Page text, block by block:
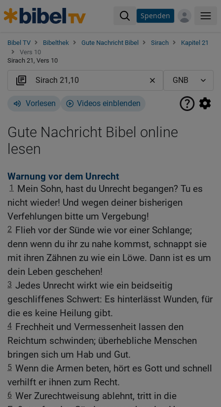
Spenden
Bibel TV Bibelthek Gute Nachricht Bibel Sirach
Kapitel 21
Vers 10
Sirach 21, Vers 10
Vorlesen Videos einblenden
Gute Nachricht Bibel online
lesen
Warnung vor dem Unrecht
1
Mein Sohn, hast du Unrecht begangen? Tu es
nicht wieder! Und wegen deiner bisherigen
Verfehlungen bitte um Vergebung!
2 Flieh vor der Sünde wie vor einer Schlange;
denn wenn du ihr zu nahe kommst, schnappt sie
mit ihren Zähnen zu wie ein Löwe. Dann ist es um
dein Leben geschehen!
3 Jedes Unrecht wirkt wie ein beidseitig
geschliffenes Schwert: Es hinterlässt Wunden, für
die es keine Heilung gibt.
4 Frechheit und Vermessenheit lassen den
Reichtum schwinden; überhebliche Menschen
bringen sich um Hab und Gut.
5 Wenn die Armen beten, hört es Gott und schnell
verhilft er ihnen zum Recht.
6 Wer Zurechtweisung ablehnt, tritt in die